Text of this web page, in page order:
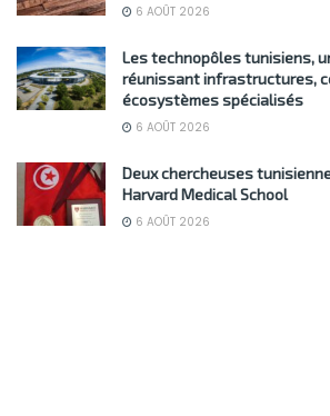
6 AOÛT 2026
Les technopôles tunisiens,
réunissant infrastructures,
écosystèmes spécialisés
6 AOÛT 2026
Deux chercheuses
Harvard Medical School
6 AOÛT 2026